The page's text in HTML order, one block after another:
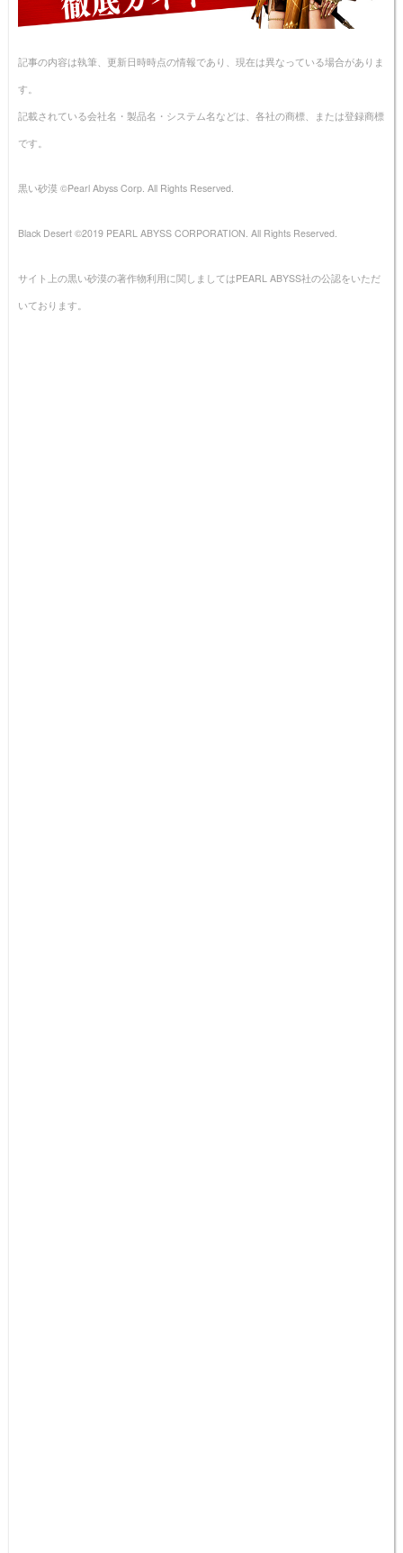
記事の内容は執筆、更新日時時点の情報であり、現在は異なっている場合がありま
す。
記載されている会社名・製品名・システム名などは、各社の商標、または登録商標
です。
黒い砂漠 ©Pearl Abyss Corp. All Rights Reserved.
Black Desert ©2019 PEARL ABYSS CORPORATION. All Rights Reserved.
サイト上の黒い砂漠の著作物利用に関しましてはPEARL ABYSS社の公認をいただ
いております。